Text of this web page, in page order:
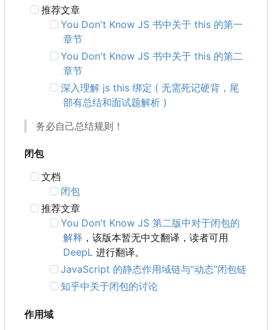
推荐文章
You Don't Know JS 书中关于 this 的第一
章节
You Don't Know JS 书中关于 this 的第二
章节
深入理解 js this 绑定 ( 无需死记硬背，尾
部有总结和面试题解析 )
务必自己总结规则！
闭包
文档
闭包
推荐文章
You Don't Know JS 第二版中对于闭包的
解释 ，该版本暂无中文翻译，读者可用
DeepL 进行翻译。
JavaScript 的静态作用域链与“动态”闭包链
知乎中关于闭包的讨论
作用域